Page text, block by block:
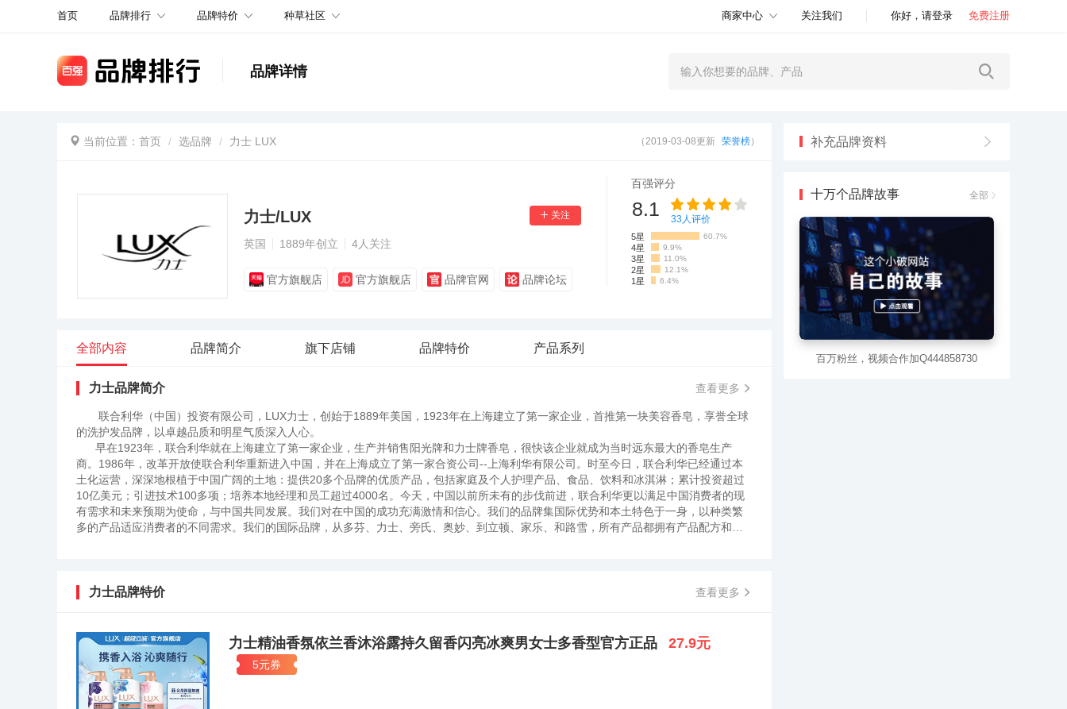
首页 品牌排行 品牌特价 种草社区 商家中心 关注我们 你好，请登录 免费注册
品牌详情
当前位置： 首页 选品牌 力士 LUX （2019-03-08更新 荣誉榜）
力士/LUX
英国 1889年创立 4人关注
官方旗舰店 官方旗舰店 品牌官网 品牌论坛
百强评分
8.1 33 人评价
5星 60.7%
4星 9.9%
3星 11.0%
2星 12.1%
1星 6.4%
全部内容 品牌简介 旗下店铺 品牌特价 产品系列
力士品牌简介 查看更多
联合利华（中国）投资有限公司，LUX力士，创始于1889年美国，1923年在上海建立了第一家企业，首推第一块美容香皂，享誉全球
的洗护发品牌，以卓越品质和明星气质深入人心。
早在1923年，联合利华就在上海建立了第一家企业，生产并销售阳光牌和力士牌香皂，很快该企业就成为当时远东最大的香皂生产
商。1986年，改革开放使联合利华重新进入中国，并在上海成立了第一家合资公司--上海利华有限公司。时至今日，联合利华已经通过本
土化运营，深深地根植于中国广阔的土地：提供20多个品牌的优质产品，包括家庭及个人护理产品、食品、饮料和冰淇淋；累计投资超过
10亿美元；引进技术100多项；培养本地经理和员工超过4000名。今天，中国以前所未有的步伐前进，联合利华更以满足中国消费者的现
有需求和未来预期为使命，与中国共同发展。我们对在中国的成功充满激情和信心。我们的品牌集国际优势和本土特色于一身，以种类繁
多的产品适应消费者的不同需求。我们的国际品牌，从多芬、力士、旁氏、奥妙、到立顿、家乐、和路雪，所有产品都拥有产品配方和品
家。主要市场包括阿拉伯，印度，巴西，中国等，在日本，力士占市场主导地位。2003年的销售额将近11亿美元。其产品包括洗发乳，润
力士踏入国际舞台，登陆印度、阿根廷和泰国，不断发展壮大，最终在100多个国家/地区设立代表处。更有一些红透一时的影视巨星将力
士尊称为“美丽秘诀”。20世纪40至50年代，力士致力于巩固其在女性生活中的地位。在这期间，男性也开始享用力士奢华感受。60年代力
士重新调整广告宣传模式，加入了更多的浪漫元素。广告语“明星般的感受”就是鼓动所有女性去参加聚会。70年代社会潮流开始倾向于“自
然就是美”，同期的力士女郎们，除了要具备明星气质，更要求拥有“自然美”，这是力士紧跟社会潮流的一步。从此，女性们开始接受美丽
触手可得这一理念。1986年力士重新回到中国，成为了个人清洁护理领域的第一品牌。90年代力士登陆中国，携手钟楚红、张曼玉、李若
力士品牌特价 查看更多
力士精油香氛依兰香沐浴露持久留香闪亮冰爽男女士多香型官方正品 27.9元
5元券
补充品牌资料
十万个品牌故事 全部
百万粉丝，视频合作加Q444858730